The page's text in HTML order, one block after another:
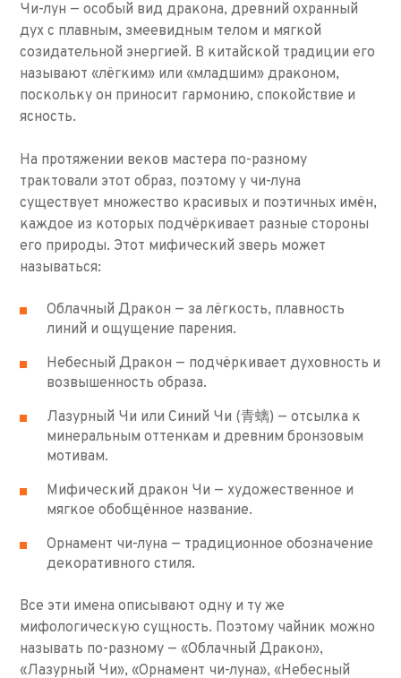
Чи-лун — особый вид дракона, древний охранный
дух с плавным, змеевидным телом и мягкой
созидательной энергией. В китайской традиции его
называют «лёгким» или «младшим» драконом,
поскольку он приносит гармонию, спокойствие и
ясность.
На протяжении веков мастера по-разному
трактовали этот образ, поэтому у чи-луна
существует множество красивых и поэтичных имён,
каждое из которых подчёркивает разные стороны
его природы. Этот мифический зверь может
называться:
Облачный Дракон — за лёгкость, плавность
линий и ощущение парения.
Небесный Дракон — подчёркивает духовность и
возвышенность образа.
Лазурный Чи или Синий Чи (青螭) — отсылка к
минеральным оттенкам и древним бронзовым
мотивам.
Мифический дракон Чи — художественное и
мягкое обобщённое название.
Орнамент чи-луна — традиционное обозначение
декоративного стиля.
Все эти имена описывают одну и ту же
мифологическую сущность. Поэтому чайник можно
называть по-разному — «Облачный Дракон»,
«Лазурный Чи», «Орнамент чи-луна», «Небесный